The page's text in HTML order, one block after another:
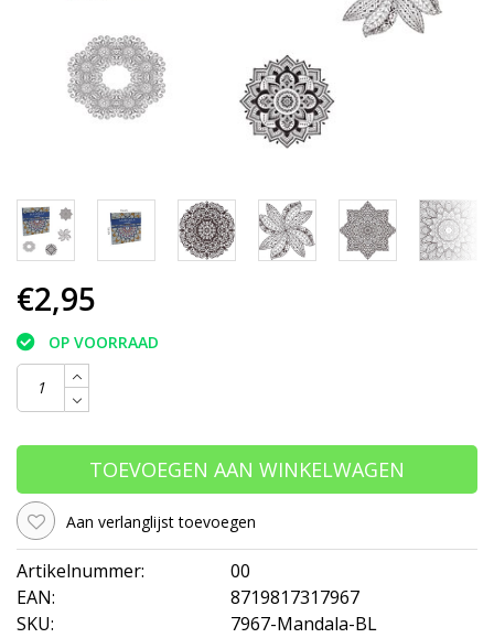
€2,95
OP VOORRAAD
TOEVOEGEN AAN WINKELWAGEN
Aan verlanglijst toevoegen
Artikelnummer:
00
EAN:
8719817317967
SKU:
7967-Mandala-BL